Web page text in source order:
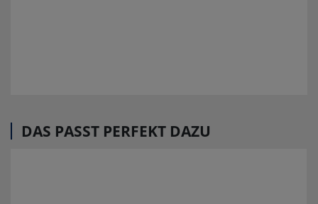
DAS PASST PERFEKT DAZU